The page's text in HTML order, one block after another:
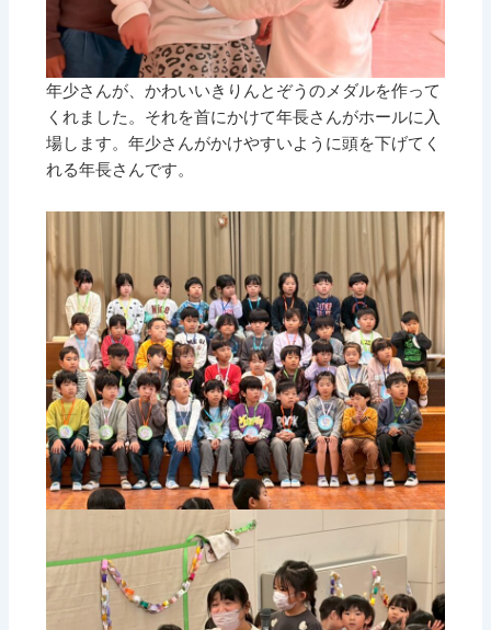
年少さんが、かわいいきりんとぞうのメダルを作って
くれました。それを首にかけて年長さんがホールに入
場します。年少さんがかけやすいように頭を下げてく
れる年長さんです。